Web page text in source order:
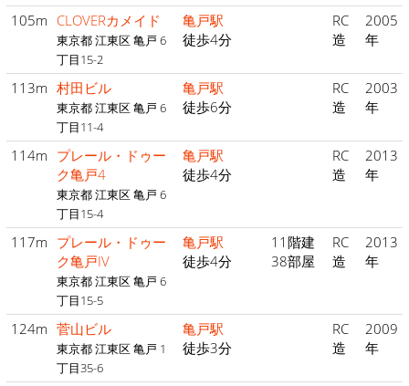
105m CLOVERカメイド
東京都 江東区 亀戸 6
丁目15-2
亀戸駅
徒歩4分
RC
造
2005
年
113m 村田ビル
東京都 江東区 亀戸 6
丁目11-4
亀戸駅
徒歩6分
RC
造
2003
年
114m プレール・ドゥー
ク亀戸4
東京都 江東区 亀戸 6
丁目15-4
亀戸駅
徒歩4分
RC
造
2013
年
117m プレール・ドゥー
ク亀戸IV
東京都 江東区 亀戸 6
丁目15-5
亀戸駅
徒歩4分
11階建
38部屋
RC
造
2013
年
124m 菅山ビル
東京都 江東区 亀戸 1
丁目35-6
亀戸駅
徒歩3分
RC
造
2009
年